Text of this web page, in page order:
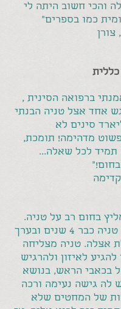
והכי חשוב היתה לי
כמו בספרים"
צורן
ברפואה הסינית ,
אחד אצל טניה הבנתי
סינים לא
מדהימה! תומכת,
תמיד לכל שאלה...
בחום רב על טניה.
אני מכירה את טניה כבר 4 שנים ובערך
אצלה. טניה מצליחה
לאיזון ולהרגיש
בכאבי הראש, בנושא
לה גישה נעימה ורכה
של המחטים שלא